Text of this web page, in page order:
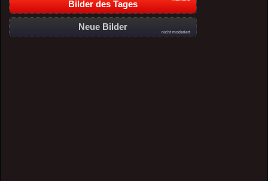
Bilder des Tages
Neue Bilder
nicht moderiert